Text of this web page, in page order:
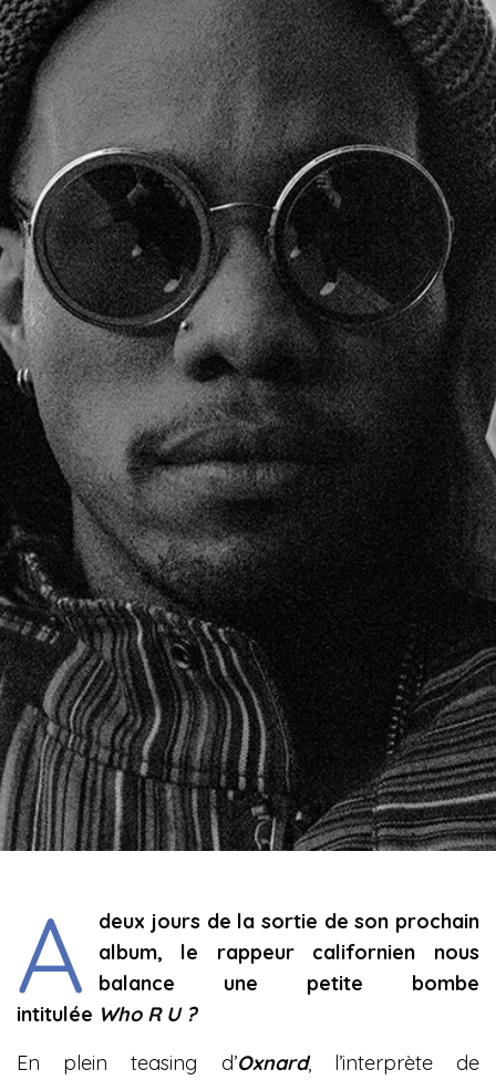
A
deux jours de la sortie de son prochain
album, le rappeur californien nous
balance une petite bombe
intitulée Who R U ?
En plein teasing d’Oxnard, l’interprète de